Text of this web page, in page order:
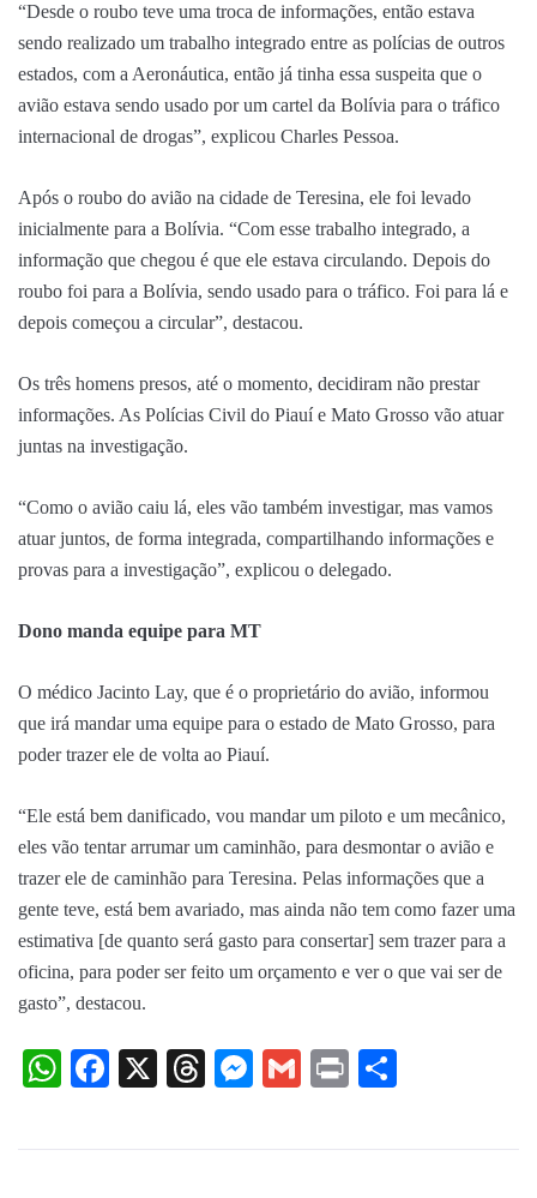
“Desde o roubo teve uma troca de informações, então estava
sendo realizado um trabalho integrado entre as polícias de outros
estados, com a Aeronáutica, então já tinha essa suspeita que o
avião estava sendo usado por um cartel da Bolívia para o tráfico
internacional de drogas”, explicou Charles Pessoa.
Após o roubo do avião na cidade de Teresina, ele foi levado
inicialmente para a Bolívia. “Com esse trabalho integrado, a
informação que chegou é que ele estava circulando. Depois do
roubo foi para a Bolívia, sendo usado para o tráfico. Foi para lá e
depois começou a circular”, destacou.
Os três homens presos, até o momento, decidiram não prestar
informações. As Polícias Civil do Piauí e Mato Grosso vão atuar
juntas na investigação.
“Como o avião caiu lá, eles vão também investigar, mas vamos
atuar juntos, de forma integrada, compartilhando informações e
provas para a investigação”, explicou o delegado.
Dono manda equipe para MT
O médico Jacinto Lay, que é o proprietário do avião, informou
que irá mandar uma equipe para o estado de Mato Grosso, para
poder trazer ele de volta ao Piauí.
“Ele está bem danificado, vou mandar um piloto e um mecânico,
eles vão tentar arrumar um caminhão, para desmontar o avião e
trazer ele de caminhão para Teresina. Pelas informações que a
gente teve, está bem avariado, mas ainda não tem como fazer uma
estimativa [de quanto será gasto para consertar] sem trazer para a
oficina, para poder ser feito um orçamento e ver o que vai ser de
gasto”, destacou.
WhatsApp
Facebook
X Threads
Messenger
Gmail
Print